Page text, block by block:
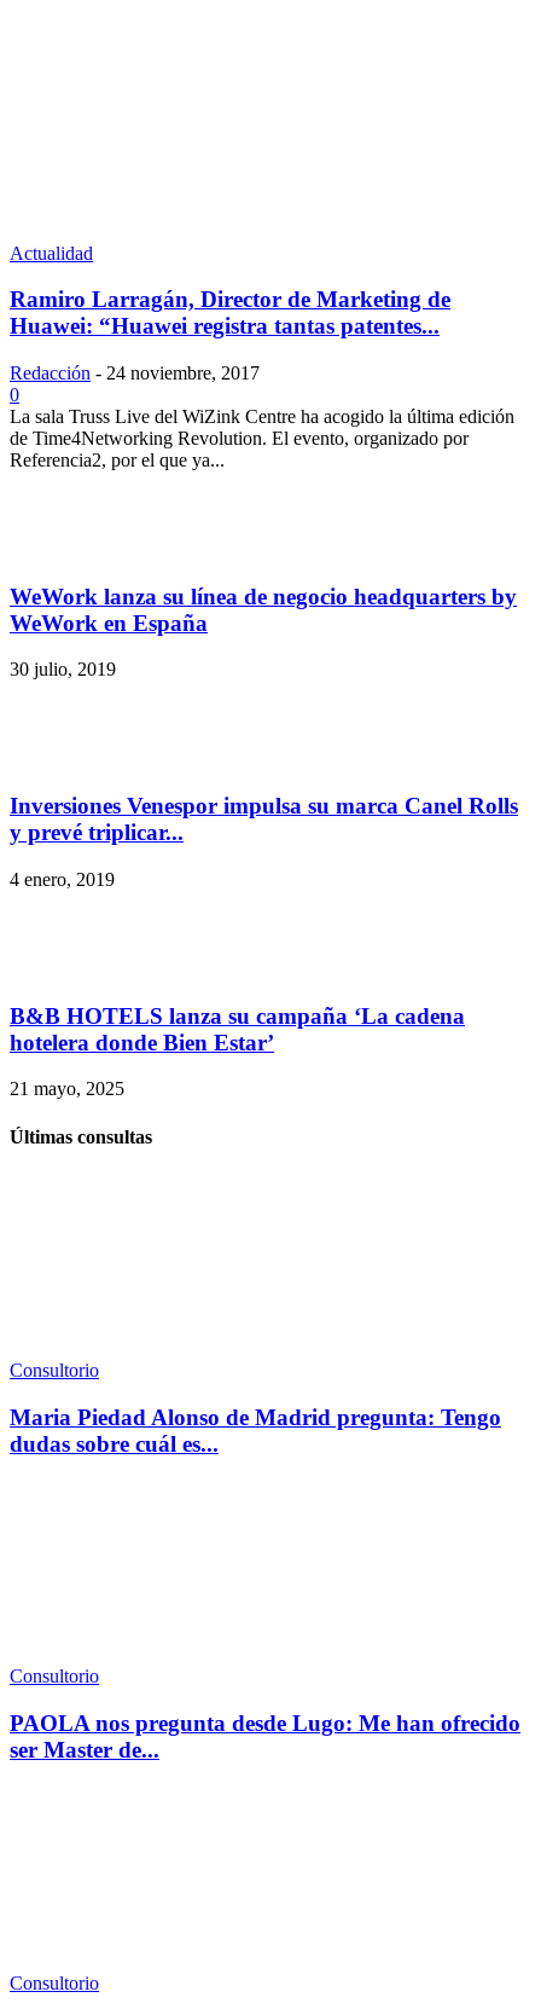
Actualidad
Ramiro Larragán, Director de Marketing de
Huawei: “Huawei registra tantas patentes...
Redacción - 24 noviembre, 2017
0
La sala Truss Live del WiZink Centre ha acogido la última edición
de Time4Networking Revolution. El evento, organizado por
Referencia2, por el que ya...
WeWork lanza su línea de negocio headquarters by
WeWork en España
30 julio, 2019
Inversiones Venespor impulsa su marca Canel Rolls
y prevé triplicar...
4 enero, 2019
B&B HOTELS lanza su campaña ‘La cadena
hotelera donde Bien Estar’
21 mayo, 2025
Últimas consultas
Consultorio
Maria Piedad Alonso de Madrid pregunta: Tengo
dudas sobre cuál es...
Consultorio
PAOLA nos pregunta desde Lugo: Me han ofrecido
ser Master de...
Consultorio